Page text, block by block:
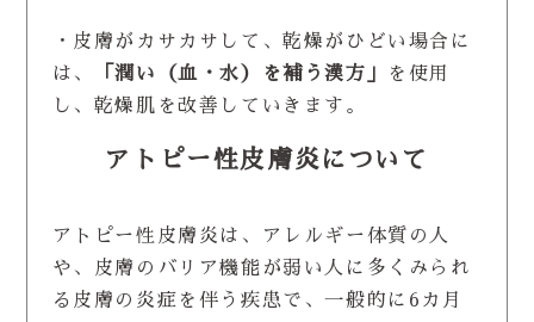
・皮膚がカサカサして、乾燥がひどい場合に
は、
「潤い（血・水）を補う漢方」
を使用
し、乾燥肌を改善していきます。
アトピー性皮膚炎について
アトピー性皮膚炎は、アレルギー体質の人
や、皮膚のバリア機能が弱い人に多くみられ
る皮膚の炎症を伴う疾患で、一般的に6カ月